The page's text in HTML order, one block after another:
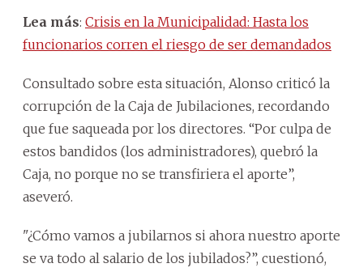
Lea más: Crisis en la Municipalidad: Hasta los
funcionarios corren el riesgo de ser demandados
Consultado sobre esta situación, Alonso criticó la
corrupción de la Caja de Jubilaciones, recordando
que fue saqueada por los directores. “Por culpa de
estos bandidos (los administradores), quebró la
Caja, no porque no se transfiriera el aporte”,
aseveró.
"¿Cómo vamos a jubilarnos si ahora nuestro aporte
se va todo al salario de los jubilados?”, cuestionó,